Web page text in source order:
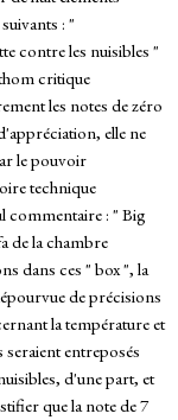
: "
contre les nuisibles "
critique
les notes de zéro
elle ne
le pouvoir
technique
commentaire : " Big
de la chambre
dans ces " box ", la
de précisions
la température et
entreposés
d'une part, et
que la note de 7